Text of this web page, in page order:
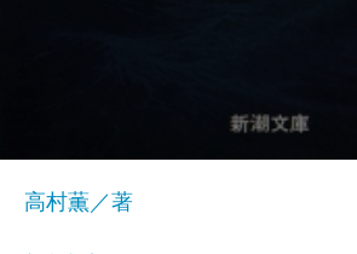
高村薫／著